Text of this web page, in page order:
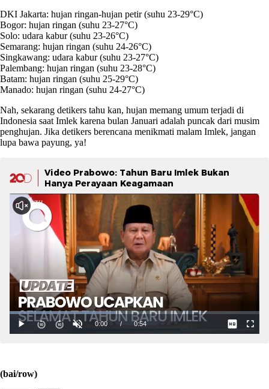
DKI Jakarta: hujan ringan-hujan petir (suhu 23-29°C)
Bogor: hujan ringan (suhu 23-27°C)
Solo: udara kabur (suhu 23-26°C)
Semarang: hujan ringan (suhu 24-26°C)
Singkawang: udara kabur (suhu 23-27°C)
Palembang: hujan ringan (suhu 23-28°C)
Batam: hujan ringan (suhu 25-29°C)
Manado: hujan ringan (suhu 24-27°C)
Nah, sekarang detikers tahu kan, hujan memang umum terjadi di
Indonesia saat Imlek karena bulan Januari adalah puncak dari musim
penghujan. Jika detikers berencana menikmati malam Imlek, jangan
lupa bawa payung, ya!
Video Prabowo: Tahun Baru Imlek Bukan
Hanya Perayaan Keagamaan
(bai/row)